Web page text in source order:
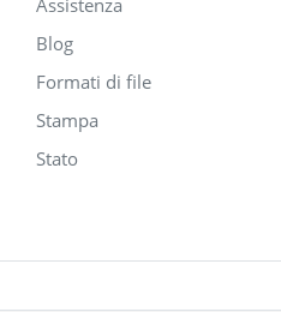
Blog
Formati di file
Stampa
Stato